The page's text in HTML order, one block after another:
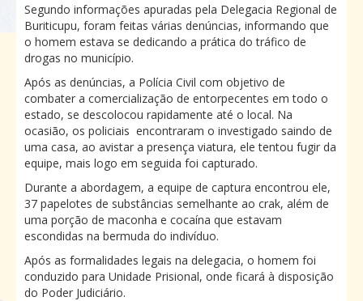
Segundo informações apuradas pela Delegacia Regional de
Buriticupu, foram feitas várias denúncias, informando que
o homem estava se dedicando a prática do tráfico de
drogas no município.
Após as denúncias, a Polícia Civil com objetivo de
combater a comercialização de entorpecentes em todo o
estado, se descolocou rapidamente até o local. Na
ocasião, os policiais encontraram o investigado saindo de
uma casa, ao avistar a presença viatura, ele tentou fugir da
equipe, mais logo em seguida foi capturado.
Durante a abordagem, a equipe de captura encontrou ele,
37 papelotes de substâncias semelhante ao crak, além de
uma porção de maconha e cocaína que estavam
escondidas na bermuda do indivíduo.
Após as formalidades legais na delegacia, o homem foi
conduzido para Unidade Prisional, onde ficará à disposição
do Poder Judiciário.